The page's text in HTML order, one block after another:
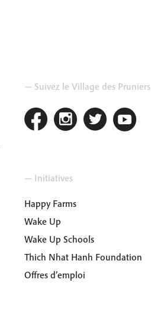
— Suivez le Village des Pruniers
— Initiatives
Happy Farms
Wake Up
Wake Up Schools
Thich Nhat Hanh Foundation
Offres d’emploi